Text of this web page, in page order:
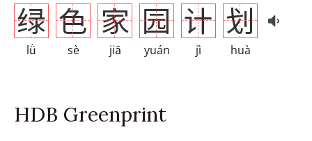
绿
lǜ
色
sè
家
jiā
园
yuán
计
jì
划
huà
HDB Greenprint